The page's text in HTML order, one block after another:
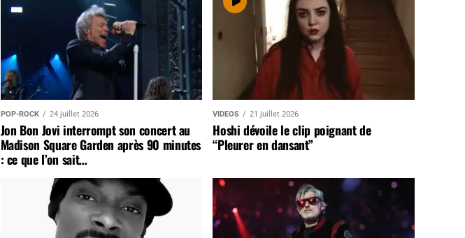
POP-ROCK 24 juillet 2026
Jon Bon Jovi interrompt son concert au
Madison Square Garden après 90 minutes
: ce que l’on sait…
VIDEOS 21 juillet 2026
Hoshi dévoile le clip poignant de
“Pleurer en dansant”